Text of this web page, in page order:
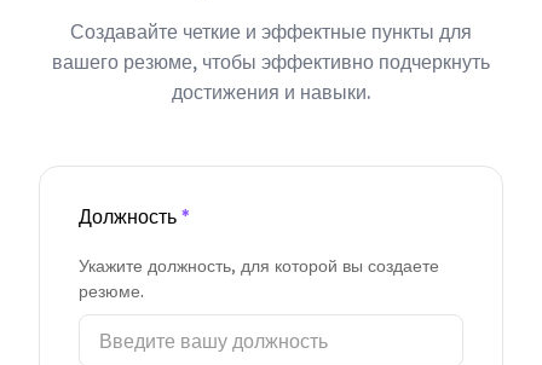
Создавайте четкие и эффектные пункты для
вашего резюме, чтобы эффективно подчеркнуть
достижения и навыки.
Должность *
Укажите должность, для которой вы создаете
резюме.